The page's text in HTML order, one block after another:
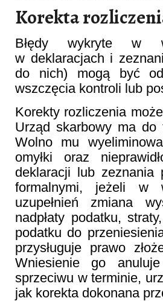
Korekta
Błędy wykryte w
w deklaracjach i
do nich) mogą być
wszczęcia kontroli lub
Korekty rozliczenia
Urząd skarbowy ma do
Wolno mu
omyłki oraz
deklaracji lub zeznania
formalnymi, jeżeli w
uzupełnień zmiana
nadpłaty podatku,
podatku do
przysługuje prawo
Wniesienie go
sprzeciwu w terminie,
jak korekta dokonana